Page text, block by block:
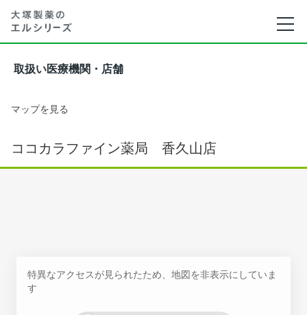
取扱い医療機関・店舗
マップを見る
ココカラファイン薬局 香久山店
特異なアクセスが見られたため、地図を非表示にしていま
す